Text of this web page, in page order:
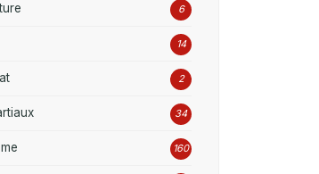
6
14
2
34
160